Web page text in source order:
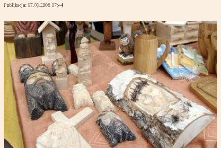
Publikacja: 07.08.2008 07:44